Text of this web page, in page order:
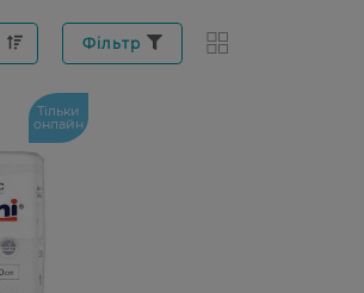
Фільтр
Тільки
онлайн